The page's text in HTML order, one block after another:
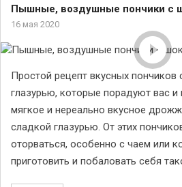
Пышные, воздушные пончики с
16 мая 2020
Простой рецепт вкусных
глазурью, которые порадуют вас и
мягкое и нереально вкусное
сладкой глазурью. От этих
оторваться, особенно с чаем или
приготовить и побаловать себя